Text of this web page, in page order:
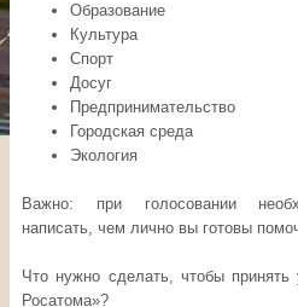
Образование
Культура
Спорт
Досуг
Предпринимательство
Городская среда
Экология
Важно: при голосовании
написать, чем лично вы готовы
Что нужно сделать, чтобы
Росатома»?